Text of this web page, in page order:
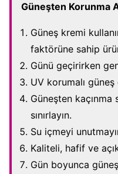
Güneşten Korunma
Güneş kremi
faktörüne sahip
Günü geçirirken
UV korumalı
Güneşten kaçınma
sınırlayın.
Su içmeyi
Kaliteli, hafif ve
Gün boyunca